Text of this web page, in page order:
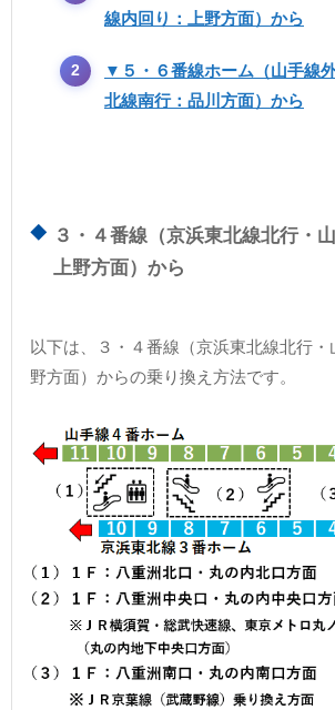
線内回り：上野方面）から
▼５・６番線ホーム（山手線
北線南行：品川方面）から
３・４番線（京浜東北線北行・
上野方面）から
以下は、３・４番線（京浜東北線北行・
野方面）からの乗り換え方法です。